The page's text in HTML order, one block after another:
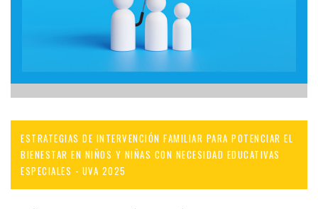
ESTRATEGIAS DE INTERVENCIÓN FAMILIAR PARA POTENCIAR EL
BIENESTAR EN NIÑOS Y NIÑAS CON NECESIDAD EDUCATIVAS
ESPECIALES - UVA 2025